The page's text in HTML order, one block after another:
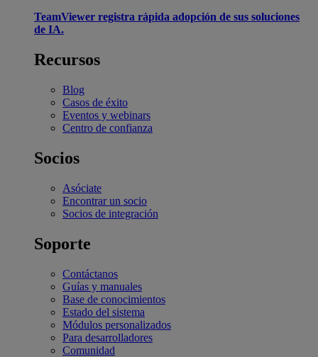
TeamViewer registra rápida adopción de sus soluciones
de IA.
Recursos
Blog
Casos de éxito
Eventos y webinars
Centro de confianza
Socios
Asóciate
Encontrar un socio
Socios de integración
Soporte
Contáctanos
Guías y manuales
Base de conocimientos
Estado del sistema
Módulos personalizados
Para desarrolladores
Comunidad